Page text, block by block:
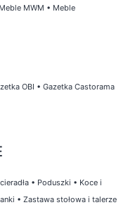
Meble MWM • Meble
OBI • Gazetka Castorama
• Poduszki • Koce i
• Zastawa stołowa i talerze